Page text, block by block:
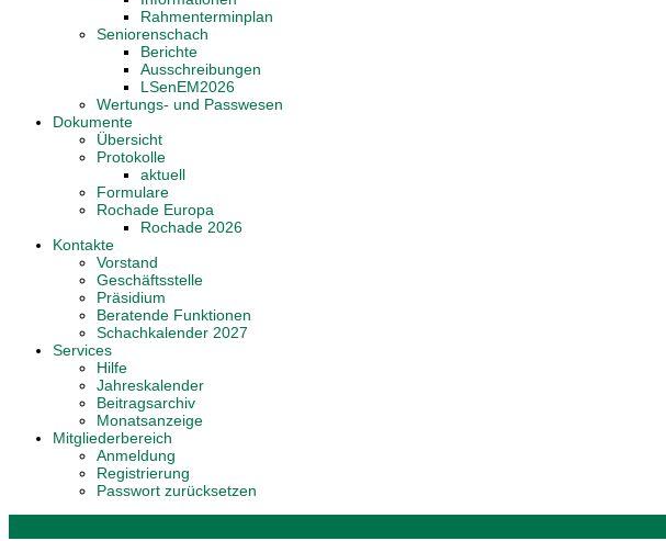
Rahmenterminplan
Seniorenschach
Berichte
Ausschreibungen
LSenEM2026
Wertungs- und Passwesen
Dokumente
Übersicht
Protokolle
aktuell
Formulare
Rochade Europa
Rochade 2026
Kontakte
Vorstand
Geschäftsstelle
Präsidium
Beratende Funktionen
Schachkalender 2027
Services
Hilfe
Jahreskalender
Beitragsarchiv
Monatsanzeige
Mitgliederbereich
Anmeldung
Registrierung
Passwort zurücksetzen